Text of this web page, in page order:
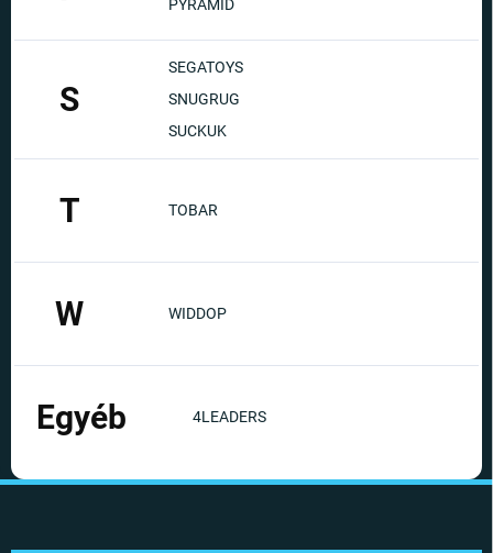
PYRAMID
S
SEGATOYS
SNUGRUG
SUCKUK
T TOBAR
W WIDDOP
Egyéb 4LEADERS